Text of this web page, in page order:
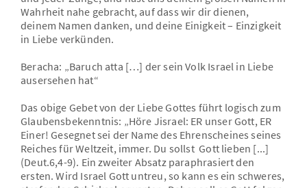
Wahrheit nahe gebracht, auf dass wir dir dienen,
deinem Namen danken, und deine Einigkeit – Einzigkeit
in Liebe verkünden.
Beracha: „Baruch atta […] der sein Volk Israel in Liebe
ausersehen hat“
Das obige Gebet von der Liebe Gottes führt logisch zum
Glaubensbekenntnis: „Höre Jisrael: ER unser Gott, ER
Einer! Gesegnet sei der Name des Ehrenscheines seines
Reiches für Weltzeit, immer. Du sollst Gott lieben [...]
(Deut.6,4-9). Ein zweiter Absatz paraphrasiert den
ersten. Wird Israel Gott untreu, so kann es ein schweres,